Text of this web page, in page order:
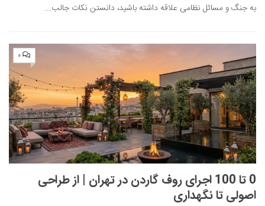
به جنگ و مسائل نظامی علاقه داشته باشید، دانستن نکات جالب...
۰
0 تا 100 اجرای روف گاردن در تهران | از طراحی
اصولی تا نگهداری